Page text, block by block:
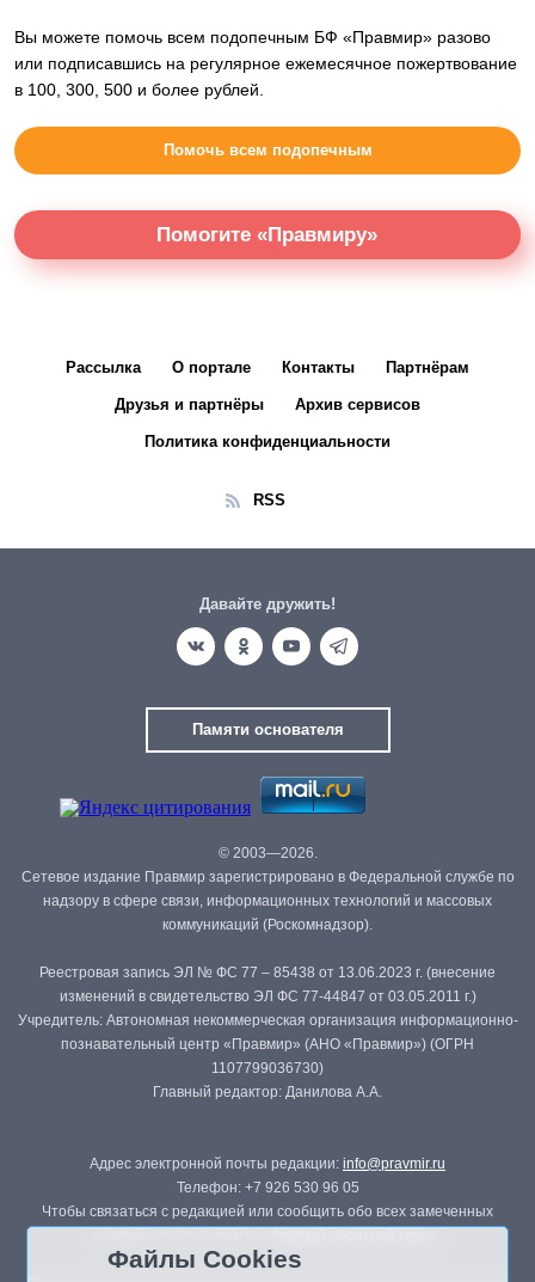
Вы можете помочь всем подопечным БФ «Правмир» разово
или подписавшись на регулярное ежемесячное пожертвование
в 100, 300, 500 и более рублей.
Помочь всем подопечным
Помогите «Правмиру»
Рассылка О портале Контакты Партнёрам
Друзья и партнёры Архив сервисов
Политика конфиденциальности
RSS
Давайте дружить!
Памяти основателя
© 2003—2026.
Сетевое издание Правмир зарегистрировано в Федеральной службе по
надзору в сфере связи, информационных технологий и массовых
коммуникаций (Роскомнадзор).
Реестровая запись ЭЛ № ФС 77 – 85438 от 13.06.2023 г. (внесение
изменений в свидетельство ЭЛ ФС 77-44847 от 03.05.2011 г.)
Учредитель: Автономная некоммерческая организация информационно-
познавательный центр «Правмир» (АНО «Правмир») (ОГРН
1107799036730)
Главный редактор: Данилова А.А.
Адрес электронной почты редакции: info@pravmir.ru
Телефон: +7 926 530 96 05
Чтобы связаться с редакцией или сообщить обо всех замеченных
Файлы Cookies